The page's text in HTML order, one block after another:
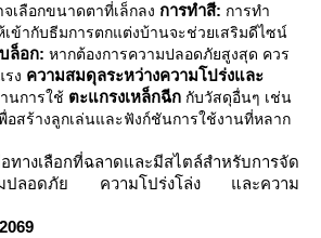
เลือกขนาดตาที่เล็กลง การทำสี: การทำ
ข้ากับธีมการตกแต่งบ้านจะช่วยเสริมดีไซน์
ล็อก: หากต้องการความปลอดภัยสูงสุด ควร
ง ความสมดุลระหว่างความโปร่งและ
นการใช้ ตะแกรงเหล็กฉีก กับวัสดุอื่นๆ เช่น
อสร้างลูกเล่นและฟังก์ชันการใช้งานที่หลาก
ทางเลือกที่ฉลาดและมีสไตล์สำหรับการจัด
ามปลอดภัย ความโปร่งโล่ง และความ